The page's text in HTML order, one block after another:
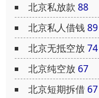
北京私放款 88
北京私人借钱89
北京无抵空放74
北京纯空放 67
北京短期拆借 67